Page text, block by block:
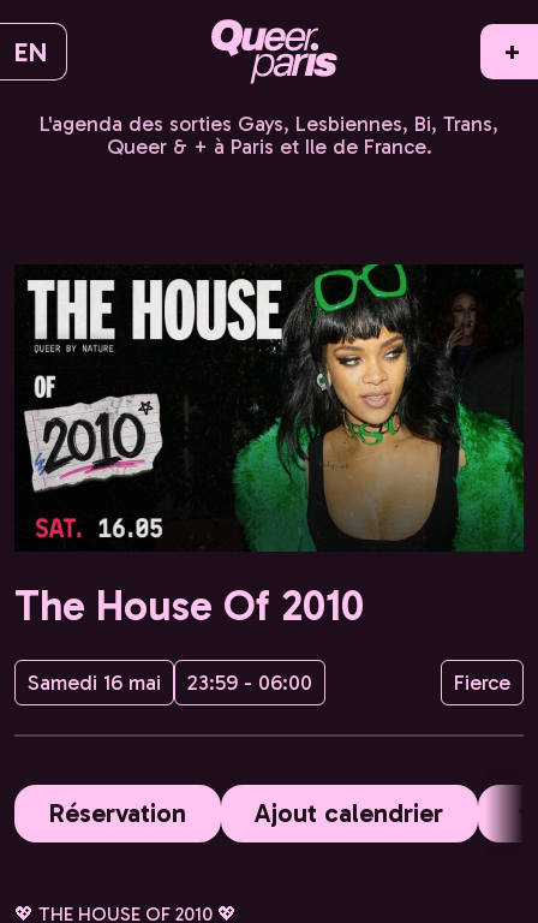
EN +
L'agenda des sorties Gays, Lesbiennes, Bi, Trans,
Queer & + à Paris et Ile de France.
The House Of 2010
Samedi 16 mai 23:59 - 06:00 Fierce
Réservation Ajout calendrier
💖 THE HOUSE OF 2010 💖